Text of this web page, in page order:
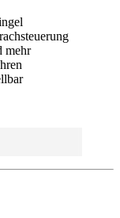
mehr